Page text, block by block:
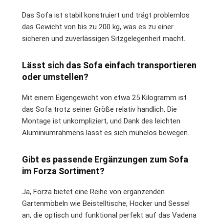
Das Sofa ist stabil konstruiert und trägt problemlos
das Gewicht von bis zu 200 kg, was es zu einer
sicheren und zuverlässigen Sitzgelegenheit macht.
Lässt sich das Sofa einfach transportieren
oder umstellen?
Mit einem Eigengewicht von etwa 25 Kilogramm ist
das Sofa trotz seiner Größe relativ handlich. Die
Montage ist unkompliziert, und Dank des leichten
Aluminiumrahmens lässt es sich mühelos bewegen.
Gibt es passende Ergänzungen zum Sofa
im Forza Sortiment?
Ja, Forza bietet eine Reihe von ergänzenden
Gartenmöbeln wie Beistelltische, Hocker und Sessel
an, die optisch und funktional perfekt auf das Vadena